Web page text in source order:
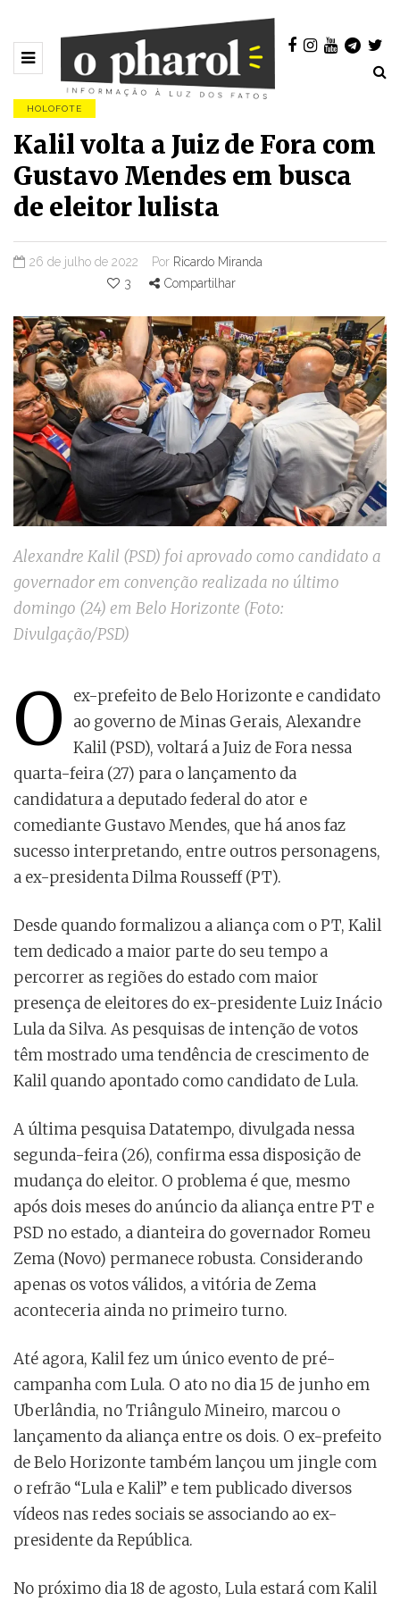
HOLOFOTE
Kalil volta a Juiz de Fora com
Gustavo Mendes em busca
de eleitor lulista
26 de julho de 2022 Por Ricardo Miranda
3
Compartilhar
Alexandre Kalil (PSD) foi aprovado como candidato a
governador em convenção realizada no último
domingo (24) em Belo Horizonte (Foto:
Divulgação/PSD)
O
ex-prefeito de Belo Horizonte e candidato
ao governo de Minas Gerais, Alexandre
Kalil (PSD), voltará a Juiz de Fora nessa
quarta-feira (27) para o lançamento da
candidatura a deputado federal do ator e
comediante Gustavo Mendes, que há anos faz
sucesso interpretando, entre outros personagens,
a ex-presidenta Dilma Rousseff (PT).
Desde quando formalizou a aliança com o PT, Kalil
tem dedicado a maior parte do seu tempo a
percorrer as regiões do estado com maior
presença de eleitores do ex-presidente Luiz Inácio
Lula da Silva. As pesquisas de intenção de votos
têm mostrado uma tendência de crescimento de
Kalil quando apontado como candidato de Lula.
A última pesquisa Datatempo, divulgada nessa
segunda-feira (26), confirma essa disposição de
mudança do eleitor. O problema é que, mesmo
após dois meses do anúncio da aliança entre PT e
PSD no estado, a dianteira do governador Romeu
Zema (Novo) permanece robusta. Considerando
apenas os votos válidos, a vitória de Zema
aconteceria ainda no primeiro turno.
Até agora, Kalil fez um único evento de pré-
campanha com Lula. O ato no dia 15 de junho em
Uberlândia, no Triângulo Mineiro, marcou o
lançamento da aliança entre os dois. O ex-prefeito
de Belo Horizonte também lançou um jingle com
o refrão “Lula e Kalil” e tem publicado diversos
vídeos nas redes sociais se associando ao ex-
presidente da República.
No próximo dia 18 de agosto, Lula estará com Kalil